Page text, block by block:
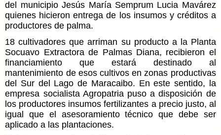
del municipio Jesús María Semprum Lucia Mavárez
quienes hicieron entrega de los insumos y créditos a
productores de palma.
18 cultivadores que arriman su producto a la Planta
Socuavo Extractora de Palmas Diana, recibieron el
financiamiento que estará destinado al
mantenimiento de esos cultivos en zonas productivas
del Sur del Lago de Maracaibo. En este sentido, la
empresa socialista Agropatria puso a disposición de
los productores insumos fertilizantes a precio justo, al
igual que el asesoramiento técnico que debe ser
aplicado a las plantaciones.